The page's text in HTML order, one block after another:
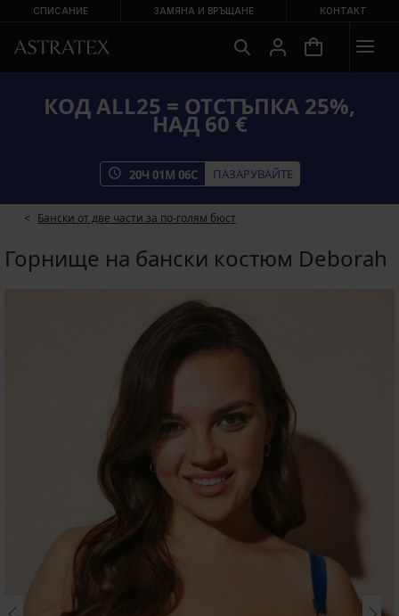
СПИСАНИЕ ЗАМЯНА И ВРЪЩАНЕ КОНТАКТ
КОД ALL25 = ОТСТЪПКА 25%,
НАД 60 €
20Ч 01М 05С ПАЗАРУВАЙТЕ
Бански от две части за по-голям бюст
Горнище на бански костюм Deborah